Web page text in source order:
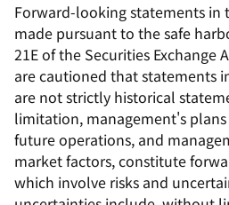
Forward-looking statements in
made pursuant to the safe
21E of the Securities Exchange
are cautioned that statements
are not strictly historical
limitation, management's
future operations, and
market factors, constitute
which involve risks and